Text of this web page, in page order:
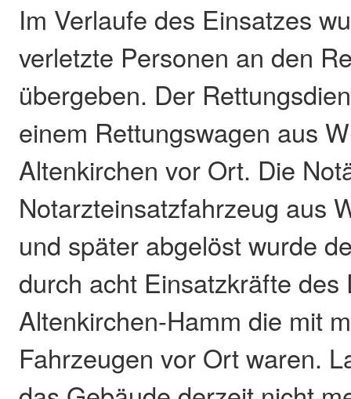
Im Verlaufe des Einsatzes
verletzte Personen an den
übergeben. Der
einem Rettungswagen aus
Altenkirchen vor Ort. Die
Notarzteinsatzfahrzeug aus
und später abgelöst wurde
durch acht Einsatzkräfte des
Altenkirchen-Hamm die mit
Fahrzeugen vor Ort waren.